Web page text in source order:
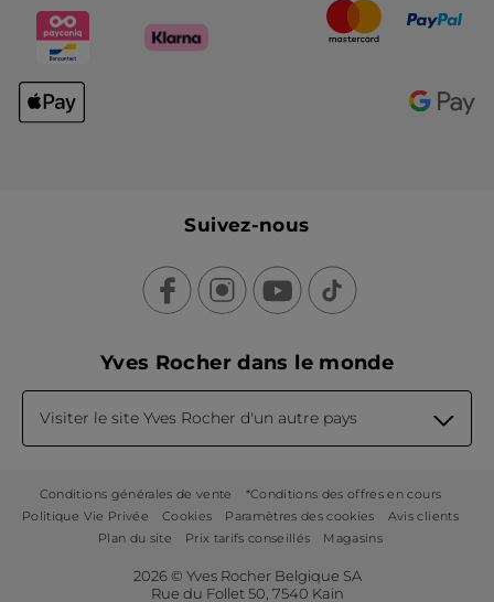
Suivez-nous
Yves Rocher dans le monde
Visiter le site Yves Rocher d'un autre pays
Conditions générales de vente
*Conditions des offres en cours
Politique Vie Privée
Cookies Paramètres des cookies
Avis clients
Plan du site
Prix tarifs conseillés Magasins
2026 © Yves Rocher Belgique SA
Rue du Follet 50, 7540 Kain